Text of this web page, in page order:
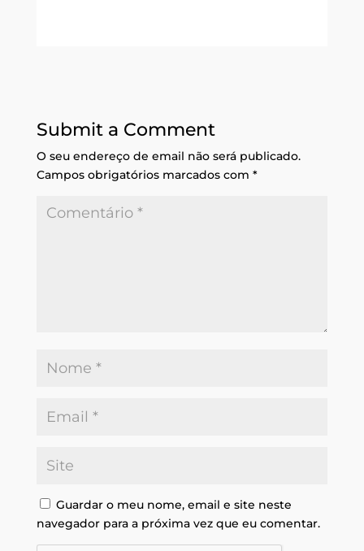
Submit a Comment
O seu endereço de email não será publicado.
Campos obrigatórios marcados com *
Guardar o meu nome, email e site neste
navegador para a próxima vez que eu comentar.